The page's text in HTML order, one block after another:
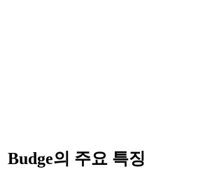
Budge의 주요 특징